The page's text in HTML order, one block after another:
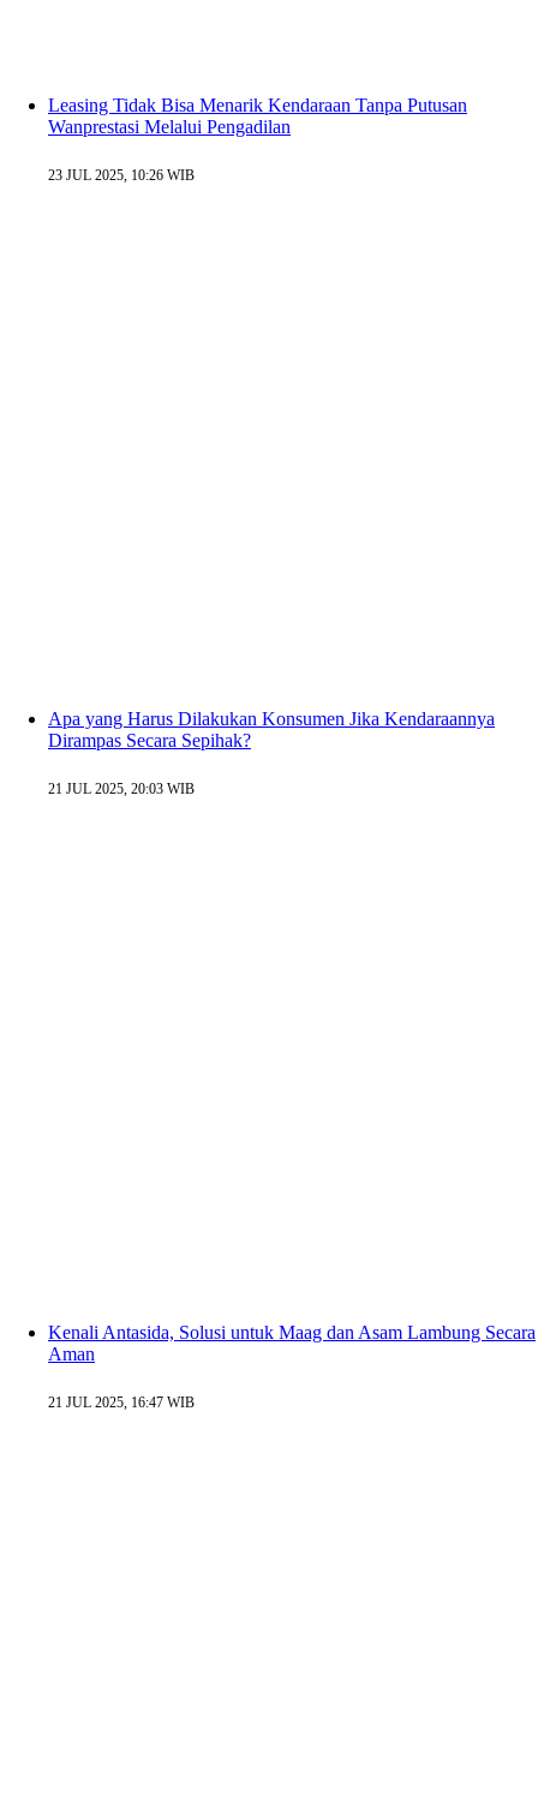
Leasing Tidak Bisa Menarik Kendaraan Tanpa Putusan
Wanprestasi Melalui Pengadilan
23 JUL 2025, 10:26 WIB
Apa yang Harus Dilakukan Konsumen Jika Kendaraannya
Dirampas Secara Sepihak?
21 JUL 2025, 20:03 WIB
Kenali Antasida, Solusi untuk Maag dan Asam Lambung Secara
Aman
21 JUL 2025, 16:47 WIB